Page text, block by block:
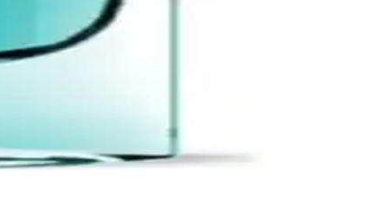
kullanım ipuçlarıyla etkisini artırır.
değişirken kalıcılık kullanıcıya göre farklılık gösterebilir;